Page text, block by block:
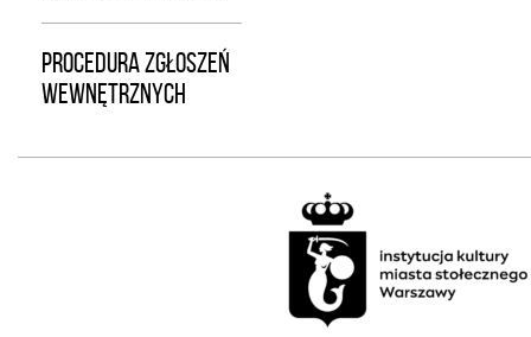
PROCEDURA ZGŁOSZEŃ
WEWNĘTRZNYCH